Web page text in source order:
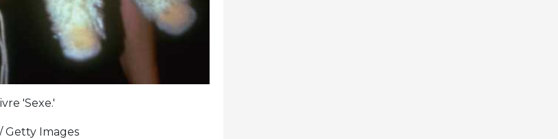
'Sexe.'
Getty Images